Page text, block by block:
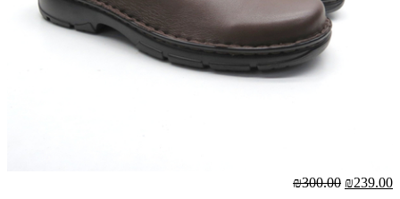
₪239.00
₪300.00